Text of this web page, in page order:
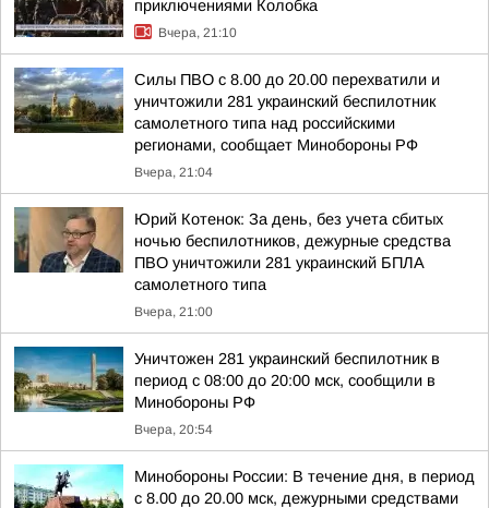
приключениями Колобка
Вчера, 21:10
Силы ПВО с 8.00 до 20.00 перехватили и
уничтожили 281 украинский беспилотник
самолетного типа над российскими
регионами, сообщает Минобороны РФ
Вчера, 21:04
Юрий Котенок: За день, без учета сбитых
ночью беспилотников, дежурные средства
ПВО уничтожили 281 украинский БПЛА
самолетного типа
Вчера, 21:00
Уничтожен 281 украинский беспилотник в
период с 08:00 до 20:00 мск, сообщили в
Минобороны РФ
Вчера, 20:54
Минобороны России: В течение дня, в период
с 8.00 до 20.00 мск, дежурными средствами